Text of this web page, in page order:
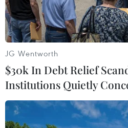
khỏe.
JG Wentworth
$30k In Debt Relief
Institutions Quietly